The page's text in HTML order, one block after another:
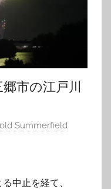
市の江戸川
Summerfield
中止を経て、